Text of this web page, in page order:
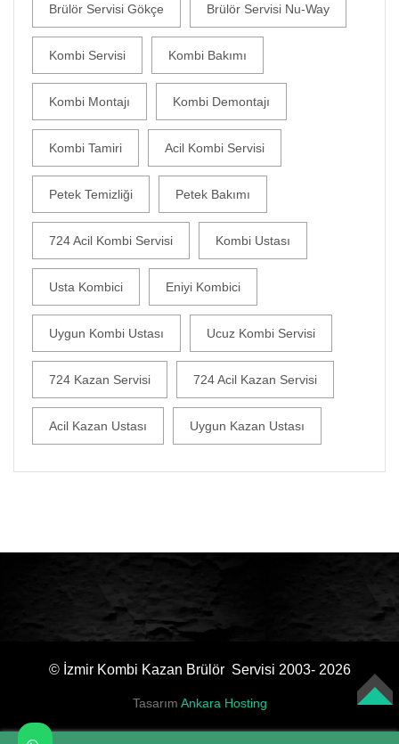
Brülör Servisi Gökçe Brülör Servisi Nu-Way
Kombi Servisi Kombi Bakımı
Kombi Montajı Kombi Demontajı
Kombi Tamiri Acil Kombi Servisi
Petek Temizliği Petek Bakımı
724 Acil Kombi Servisi Kombi Ustası
Usta Kombici Eniyi Kombici
Uygun Kombi Ustası Ucuz Kombi Servisi
724 Kazan Servisi 724 Acil Kazan Servisi
Acil Kazan Ustası Uygun Kazan Ustası
© İzmir Kombi Kazan Brülör Servisi 2003- 2026
Tasarım Ankara Hosting TOP